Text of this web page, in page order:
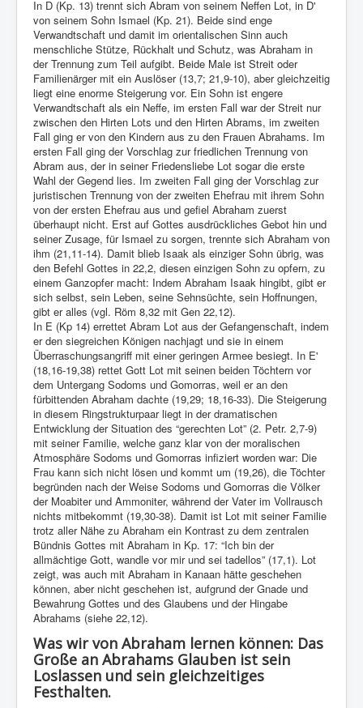
In D (Kp. 13) trennt sich Abram von seinem Neffen Lot, in D'
von seinem Sohn Ismael (Kp. 21). Beide sind enge
Verwandtschaft und damit im orientalischen Sinn auch
menschliche Stütze, Rückhalt und Schutz, was Abraham in
der Trennung zum Teil aufgibt. Beide Male ist Streit oder
Familienärger mit ein Auslöser (13,7; 21,9-10), aber gleichzeitig
liegt eine enorme Steigerung vor. Ein Sohn ist engere
Verwandtschaft als ein Neffe, im ersten Fall war der Streit nur
zwischen den Hirten Lots und den Hirten Abrams, im zweiten
Fall ging er von den Kindern aus zu den Frauen Abrahams. Im
ersten Fall ging der Vorschlag zur friedlichen Trennung von
Abram aus, der in seiner Friedensliebe Lot sogar die erste
Wahl der Gegend lies. Im zweiten Fall ging der Vorschlag zur
juristischen Trennung von der zweiten Ehefrau mit ihrem Sohn
von der ersten Ehefrau aus und gefiel Abraham zuerst
überhaupt nicht. Erst auf Gottes ausdrückliches Gebot hin und
seiner Zusage, für Ismael zu sorgen, trennte sich Abraham von
ihm (21,11-14). Damit blieb Isaak als einziger Sohn übrig, was
den Befehl Gottes in 22,2, diesen einzigen Sohn zu opfern, zu
einem Ganzopfer macht: Indem Abraham Isaak hingibt, gibt er
sich selbst, sein Leben, seine Sehnsüchte, sein Hoffnungen,
gibt er alles (vgl. Röm 8,32 mit Gen 22,12).
In E (Kp 14) errettet Abram Lot aus der Gefangenschaft, indem
er den siegreichen Königen nachjagt und sie in einem
Überraschungsangriff mit einer geringen Armee besiegt. In E'
(18,16-19,38) rettet Gott Lot mit seinen beiden Töchtern vor
dem Untergang Sodoms und Gomorras, weil er an den
fürbittenden Abraham dachte (19,29; 18,16-33). Die Steigerung
in diesem Ringstrukturpaar liegt in der dramatischen
Entwicklung der Situation des “gerechten Lot” (2. Petr. 2,7-9)
mit seiner Familie, welche ganz klar von der moralischen
Atmosphäre Sodoms und Gomorras infiziert worden war: Die
Frau kann sich nicht lösen und kommt um (19,26), die Töchter
begründen nach der Weise Sodoms und Gomorras die Völker
der Moabiter und Ammoniter, während der Vater im Vollrausch
nichts mitbekommt (19,30-38). Damit ist Lot mit seiner Familie
trotz aller Nähe zu Abraham ein Kontrast zu dem zentralen
Bündnis Gottes mit Abraham in Kp. 17: “Ich bin der
allmächtige Gott, wandle vor mir und sei tadellos” (17,1). Lot
zeigt, was auch mit Abraham in Kanaan hätte geschehen
können, aber nicht geschehen ist, aufgrund der Gnade und
Bewahrung Gottes und des Glaubens und der Hingabe
Abrahams (siehe 22,12).
Was wir von Abraham lernen können: Das
Große an Abrahams Glauben ist sein
Loslassen und sein gleichzeitiges
Festhalten.